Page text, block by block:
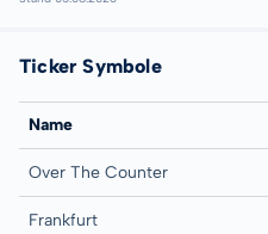
Ticker Symbole
Name
Over The Counter
Frankfurt